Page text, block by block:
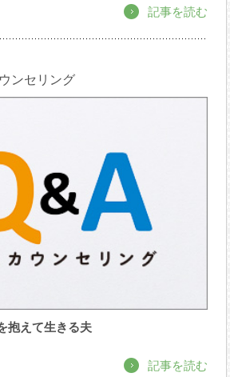
記事を読む
ンセリング
抱えて生きる夫
記事を読む